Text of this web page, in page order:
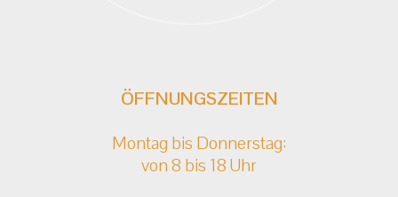
ÖFFNUNGSZEITEN
Montag bis Donnerstag:
von 8 bis 18 Uhr